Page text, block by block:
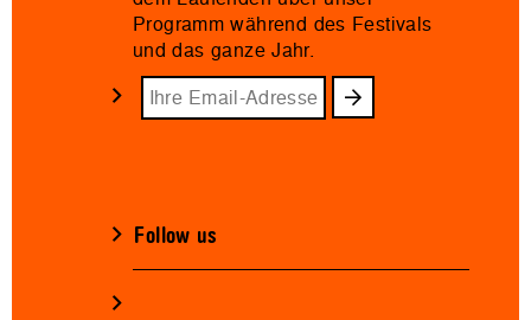
Programm während des Festivals
und das ganze Jahr.
Follow us